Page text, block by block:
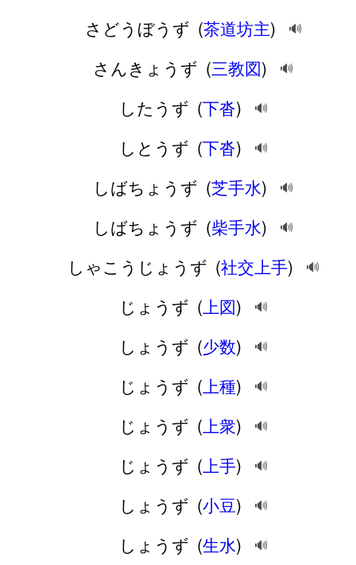
さどうぼうず (茶道坊主) 🔊
さんきょうず (三教図) 🔊
したうず (下沓) 🔊
しとうず (下沓) 🔊
しばちょうず (芝手水) 🔊
しばちょうず (柴手水) 🔊
しゃこうじょうず (社交上手) 🔊
じょうず (上図) 🔊
しょうず (少数) 🔊
じょうず (上種) 🔊
じょうず (上衆) 🔊
じょうず (上手) 🔊
しょうず (小豆) 🔊
しょうず (生水) 🔊